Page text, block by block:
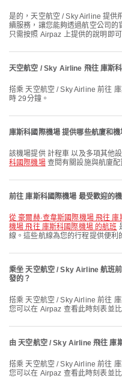
是的，天空航空 / Sky Airline 提供飛往 庫斯科國際機場 的航班線上辦理登機手
續服務，讓您能夠透過航空公司的
只需按照 Airpaz 上提供的說明即
天空航空 / Sky Airline 飛往 庫斯
搭乘 天空航空 / Sky Airline 前往 庫斯科國際機場（CUZ）的飛行時間約為 1小
時 29分鐘。
庫斯科國際機場 提供哪些航廈和機
該機場提供 計程車 以及多項其
科國際機場查閱有關設施與航廈配
前往 庫斯科國際機場 最受歡迎的
從 豪爾赫·查韋斯國際機場 飛往
機場 飛往 庫斯科國際機場 的航班
線。這些航線為您的行程提供便利
乘坐 天空航空 / Sky Airline 航班
發的？
搭乘 天空航空 / Sky Airline 前往 庫斯科國際機場 的最早航班於 04:40 起飛。
您可以在 Airpaz 查看此時刻表並
由 天空航空 / Sky Airline 飛往 庫
搭乘 天空航空 / Sky Airline 前往 庫斯科國際機場 的最晚航班於 19:30 起飛。
您可以在 Airpaz 查看此時刻表並